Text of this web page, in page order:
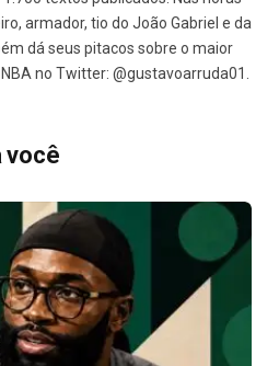
armador, tio do João Gabriel e da
dá seus pitacos sobre o maior
no Twitter: @gustavoarruda01.
você